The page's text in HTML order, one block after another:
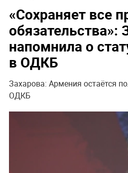
«Сохраняет все
обязательства»:
напомнила о
в ОДКБ
Захарова: Армения остаётся
ОДКБ